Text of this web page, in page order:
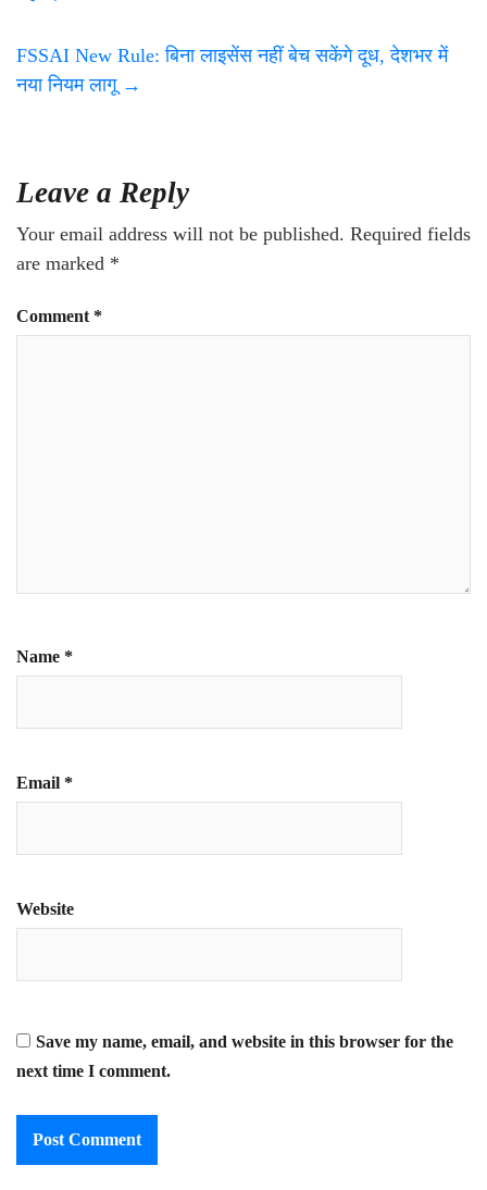
FSSAI New Rule: बिना लाइसेंस नहीं बेच सकेंगे दूध, देशभर में
नया नियम लागू →
Leave a Reply
Your email address will not be published. Required fields
are marked *
Comment *
Name *
Email *
Website
Save my name, email, and website in this browser for the
next time I comment.